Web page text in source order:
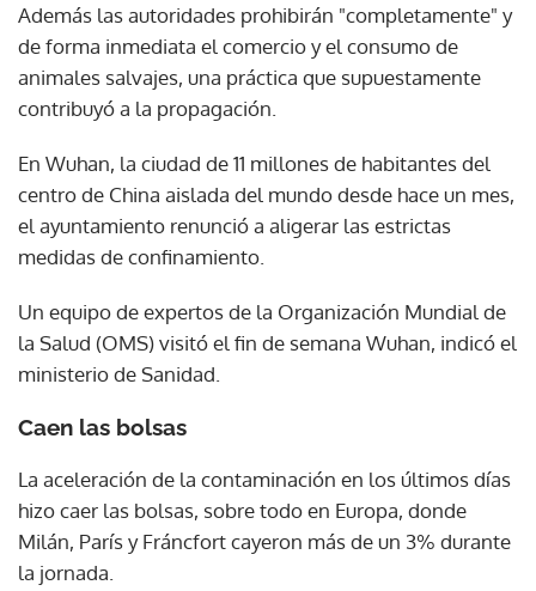
Además las autoridades prohibirán "completamente" y
de forma inmediata el comercio y el consumo de
animales salvajes, una práctica que supuestamente
contribuyó a la propagación.
En Wuhan, la ciudad de 11 millones de habitantes del
centro de China aislada del mundo desde hace un mes,
el ayuntamiento renunció a aligerar las estrictas
medidas de confinamiento.
Un equipo de expertos de la Organización Mundial de
la Salud (OMS) visitó el fin de semana Wuhan, indicó el
ministerio de Sanidad.
Caen las bolsas
La aceleración de la contaminación en los últimos días
hizo caer las bolsas, sobre todo en Europa, donde
Milán, París y Fráncfort cayeron más de un 3% durante
la jornada.